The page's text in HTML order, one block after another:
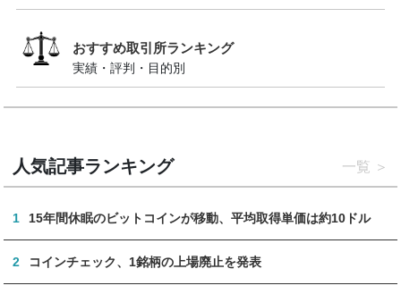
おすすめ取引所ランキング
実績・評判・目的別
人気記事ランキング 一覧
1 15年間休眠のビットコインが移動、平均取得単価は約10ドル
2 コインチェック、1銘柄の上場廃止を発表